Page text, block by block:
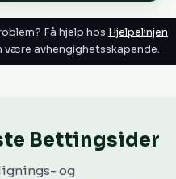
Få hjelp hos Hjelpelinjen
være avhengighetsskapende.
Bettingsider
og